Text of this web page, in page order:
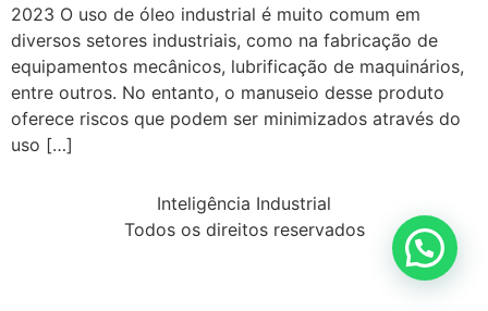
2023 O uso de óleo industrial é muito comum em
diversos setores industriais, como na fabricação de
equipamentos mecânicos, lubrificação de maquinários,
entre outros. No entanto, o manuseio desse produto
oferece riscos que podem ser minimizados através do
uso […]
Inteligência Industrial
Todos os direitos reservados